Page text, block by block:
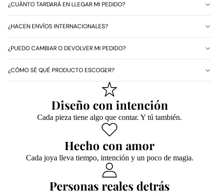
¿CUÁNTO TARDARÁ EN LLEGAR MI PEDIDO?
¿HACEN ENVÍOS INTERNACIONALES?
¿PUEDO CAMBIAR O DEVOLVER MI PEDIDO?
¿CÓMO SÉ QUÉ PRODUCTO ESCOGER?
Diseño con intención
Cada pieza tiene algo que contar. Y tú también.
Hecho con amor
Cada joya lleva tiempo, intención y un poco de magia.
Personas reales detrás